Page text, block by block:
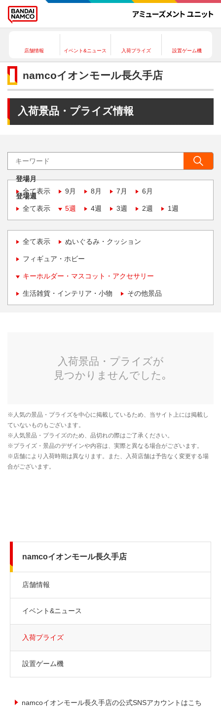
店舗情報 イベント&ニュース 入荷プライズ 設置ゲーム機
namcoイオンモール長久手店
入荷景品・プライズ情報
登場月
全て表示
9月 8月 7月 6月
登場週
全て表示
5週 4週 3週 2週 1週
全て表示 ぬいぐるみ・クッション
フィギュア・ホビー
キーホルダー・マスコット・アクセサリー
生活雑貨・インテリア・小物 その他景品
namcoイオンモール長久手店
店舗情報
イベント&ニュース
入荷プライズ
設置ゲーム機
namcoイオンモール長久手店の公式SNSアカウントはこち